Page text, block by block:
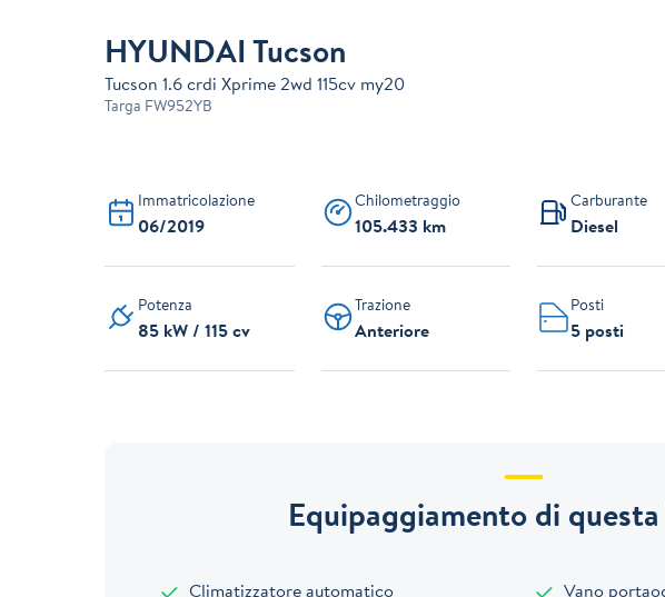
HYUNDAI Tucson
Tucson 1.6 crdi Xprime 2wd 115cv my20
Targa FW952YB
Immatricolazione
06/2019
Chilometraggio
105.433 km
Carburante
Diesel
Potenza
85 kW / 115 cv
Trazione
Anteriore
Posti
5 posti
Equipaggiamento di questa
Climatizzatore automatico
Vano